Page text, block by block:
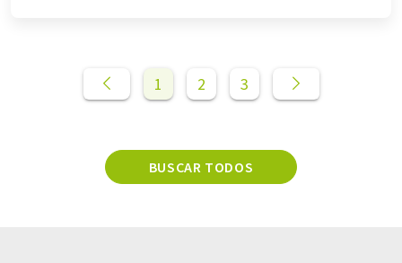
1 2 3
BUSCAR TODOS